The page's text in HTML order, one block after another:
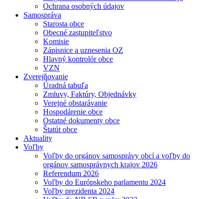
Ochrana osobných údajov
Samospráva
Starosta obce
Obecné zastupiteľstvo
Komisie
Zápisnice a uznesenia OZ
Hlavný kontrolór obce
VZN
Zverejňovanie
Úradná tabuľa
Zmluvy, Faktúry, Objednávky
Verejné obstarávanie
Hospodárenie obce
Ostatné dokumenty obce
Štatút obce
Aktuality
Voľby
Voľby do orgánov samosprávy obcí a voľby do
orgánov samosprávnych krajov 2026
Referendum 2026
Voľby do Európskeho parlamentu 2024
Voľby prezidenta 2024